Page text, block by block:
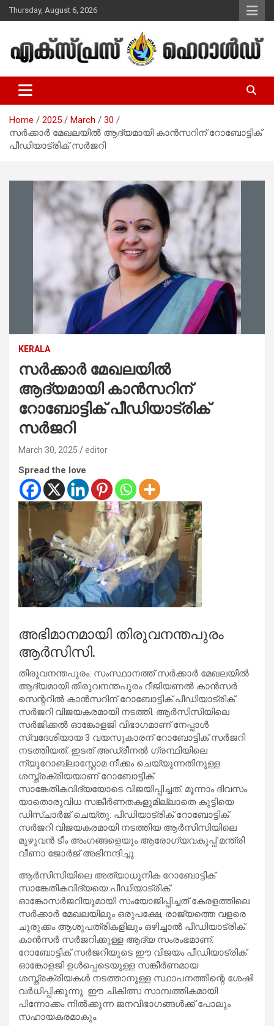
Skip
to
Thursday, August 6, 2026
Express Herald – Malayalam
Christian News
Home 2025 March
30
സര്‍ക്കാര്‍ മേഖലയില്‍ ആദ്യമായി കാന്‍സറിന് റോബോട്ടിക്
പീഡിയാട്രിക് സര്‍ജറി
KERALA
സര്‍ക്കാര്‍ മേഖലയില്‍
ആദ്യമായി കാന്‍സറിന്
റോബോട്ടിക് പീഡിയാട്രിക്
സര്‍ജറി
March 30, 2025 editor
Spread the love
അഭിമാനമായി തിരുവനന്തപുരം
ആര്‍സിസി.
തിരുവനന്തപുരം: സംസ്ഥാനത്ത് സര്‍ക്കാര്‍ മേഖലയില്‍
ആദ്യമായി തിരുവനന്തപുരം റീജിയണല്‍ കാന്‍സര്‍
സെന്ററില്‍ കാന്‍സറിന് റോബോട്ടിക് പീഡിയാട്രിക്
സര്‍ജറി വിജയകരമായി നടത്തി. ആര്‍സിസിയിലെ
സര്‍ജിക്കല്‍ ഓങ്കോളജി വിഭാഗമാണ് നേപ്പാള്‍
സ്വദേശിയായ 3 വയസുകാരന് റോബോട്ടിക് സര്‍ജറി
നടത്തിയത്. ഇടത് അഡ്രീനല്‍ ഗ്രന്ഥിയിലെ
ന്യൂറോബ്ലാസ്റ്റോമ നീക്കം ചെയ്യുന്നതിനുള്ള
ശസ്ത്രക്രിയയാണ് റോബോട്ടിക്
സാങ്കേതികവിദ്യയോടെ വിജയിപ്പിച്ചത്. മൂന്നാം ദിവസം
യാതൊരുവിധ സങ്കീര്‍ണതകളുമില്ലാതെ കുട്ടിയെ
ഡിസ്ചാര്‍ജ് ചെയ്തു. പീഡിയാട്രിക് റോബോട്ടിക്
സര്‍ജറി വിജയകരമായി നടത്തിയ ആര്‍സിസിയിലെ
മുഴുവന്‍ ടീം അംഗങ്ങളെയും ആരോഗ്യവകുപ്പ് മന്ത്രി
വീണാ ജോര്‍ജ് അഭിനന്ദിച്ചു.
ആര്‍സിസിയിലെ അത്യാധുനിക റോബോട്ടിക്
സാങ്കേതികവിദ്യയെ പീഡിയാട്രിക്
ഓങ്കോസര്‍ജറിയുമായി സംയോജിപ്പിച്ചത് കേരളത്തിലെ
സര്‍ക്കാര്‍ മേഖലയിലും ഒരുപക്ഷേ, രാജ്യത്തെ വളരെ
ചുരുക്കം ആശുപത്രികളിലും ഒഴിച്ചാല്‍ പീഡിയാട്രിക്
കാന്‍സര്‍ സര്‍ജറിക്കുള്ള ആദ്യ സംരംഭമാണ്.
റോബോട്ടിക് സര്‍ജറിയുടെ ഈ വിജയം പീഡിയാട്രിക്
ഓങ്കോളജി ഉള്‍പ്പെടെയുള്ള സങ്കീര്‍ണമായ
ശസ്ത്രക്രിയകള്‍ നടത്താനുള്ള സ്ഥാപനത്തിന്റെ ശേഷി
വര്‍ധിപ്പിക്കുന്നു. ഈ ചികിത്സ സാമ്പത്തികമായി
പിന്നോക്കം നില്‍ക്കുന്ന ജനവിഭാഗങ്ങള്‍ക്ക് പോലും
സഹായകരമാകും.